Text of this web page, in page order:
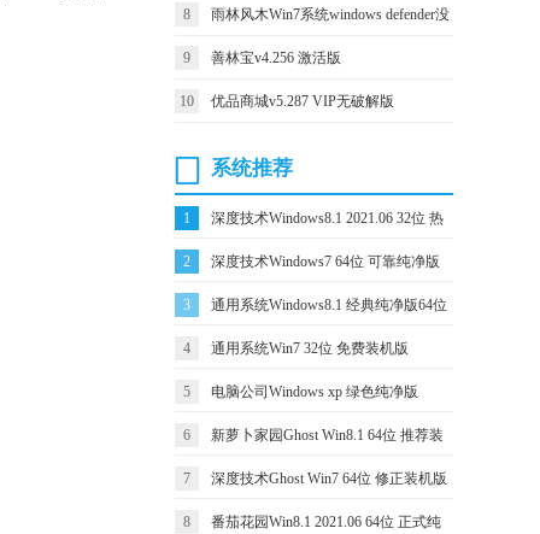
止响应并且已恢复”如何处理？
8 雨林风木Win7系统windows defender没
有法启动如何办？
9 善林宝v4.256 激活版
10 优品商城v5.287 VIP无破解版
系统推荐
1 深度技术Windows8.1 2021.06 32位 热
门纯净版
2 深度技术Windows7 64位 可靠纯净版
2021.04
3 通用系统Windows8.1 经典纯净版64位
2021.04
4 通用系统Win7 32位 免费装机版
2021.04
5 电脑公司Windows xp 绿色纯净版
2020.07
6 新萝卜家园Ghost Win8.1 64位 推荐装
机版 2021.06
7 深度技术Ghost Win7 64位 修正装机版
2021.04
8 番茄花园Win8.1 2021.06 64位 正式纯